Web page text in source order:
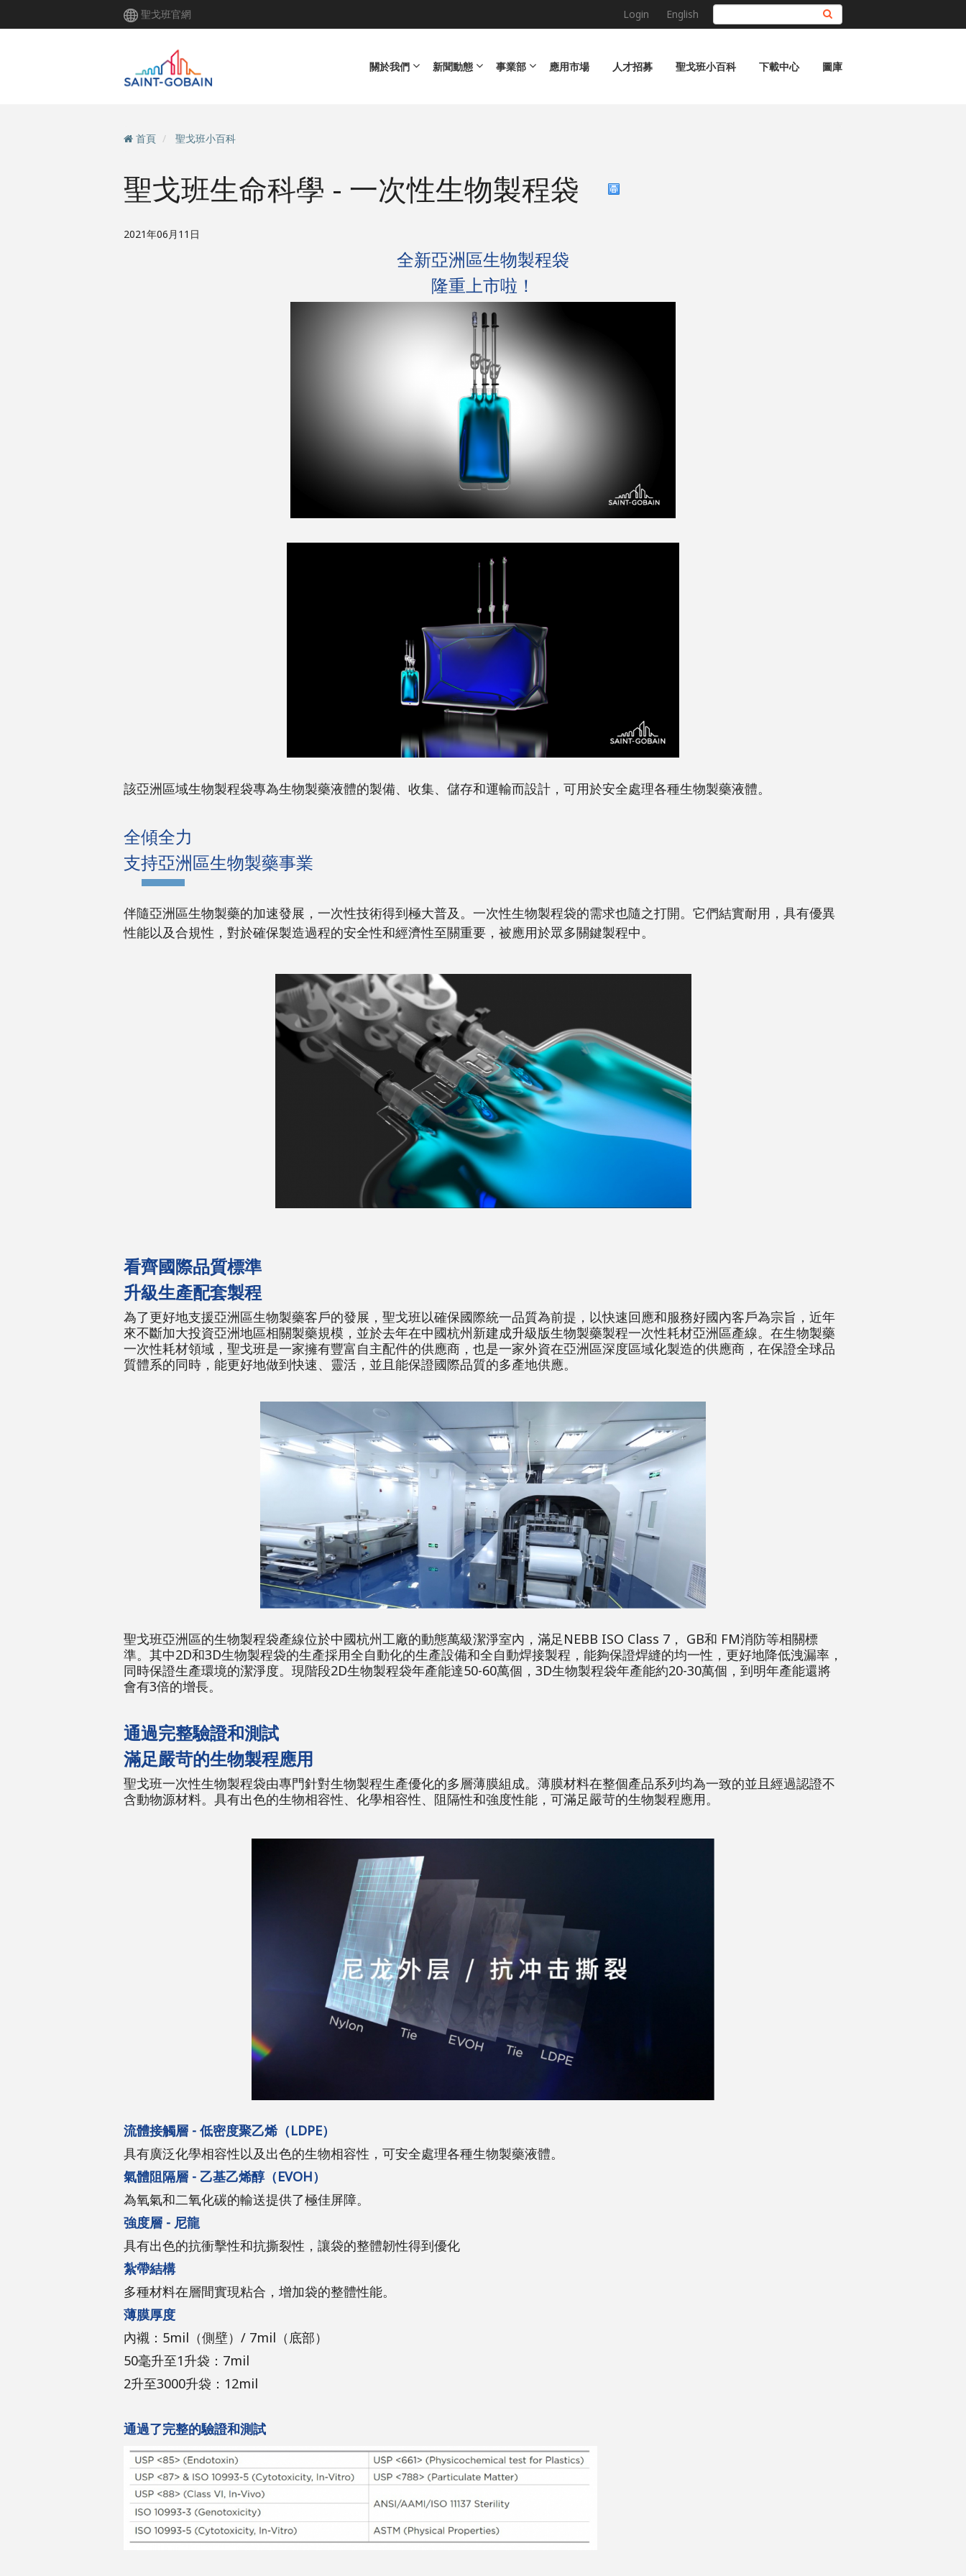
聖戈班官網 Login English
關於我們 新聞動態 事業部 應用市場 人才招募 聖戈班小百科 下載中心 圖庫
首頁 聖戈班小百科
聖戈班生命科學 - 一次性生物製程袋
2021年06月11日
全新亞洲區生物製程袋
隆重上市啦！
該亞洲區域生物製程袋專為生物製藥液體的製備、收集、儲存和運輸而設計，可用於安全處理各種生物製藥液體。
全傾全力
支持亞洲區生物製藥事業
伴隨亞洲區生物製藥的加速發展，一次性技術得到極大普及。一次性生物製程袋的需求也隨之打開。它們結實耐用，具有優異
性能以及合規性，對於確保製造過程的安全性和經濟性至關重要，被應用於眾多關鍵製程中。
看齊國際品質標準
升級生產配套製程
為了更好地支援亞洲區生物製藥客戶的發展，聖戈班以確保國際統一品質為前提，以快速回應和服務好國內客戶為宗旨，近年
來不斷加大投資亞洲地區相關製藥規模，並於去年在中國杭州新建成升級版生物製藥製程一次性耗材亞洲區產線。在生物製藥
一次性耗材領域，聖戈班是一家擁有豐富自主配件的供應商，也是一家外資在亞洲區深度區域化製造的供應商，在保證全球品
質體系的同時，能更好地做到快速、靈活，並且能保證國際品質的多產地供應。
聖戈班亞洲區的生物製程袋產線位於中國杭州工廠的動態萬級潔淨室內，滿足NEBB ISO Class 7， GB和 FM消防等相關標
準。其中2D和3D生物製程袋的生產採用全自動化的生產設備和全自動焊接製程，能夠保證焊縫的均一性，更好地降低洩漏率，
同時保證生產環境的潔淨度。現階段2D生物製程袋年產能達50-60萬個，3D生物製程袋年產能約20-30萬個，到明年產能還將
會有3倍的增長。
通過完整驗證和測試
滿足嚴苛的生物製程應用
聖戈班一次性生物製程袋由專門針對生物製程生產優化的多層薄膜組成。薄膜材料在整個產品系列均為一致的並且經過認證不
含動物源材料。具有出色的生物相容性、化學相容性、阻隔性和強度性能，可滿足嚴苛的生物製程應用。
流體接觸層 - 低密度聚乙烯（LDPE）
具有廣泛化學相容性以及出色的生物相容性，可安全處理各種生物製藥液體。
氣體阻隔層 - 乙基乙烯醇（EVOH）
為氧氣和二氧化碳的輸送提供了極佳屏障。
強度層 - 尼龍
具有出色的抗衝擊性和抗撕裂性，讓袋的整體韌性得到優化
紮帶結構
多種材料在層間實現粘合，增加袋的整體性能。
薄膜厚度
內襯：5mil（側壁）/ 7mil（底部）
50毫升至1升袋：7mil
2升至3000升袋：12mil
通過了完整的驗證和測試